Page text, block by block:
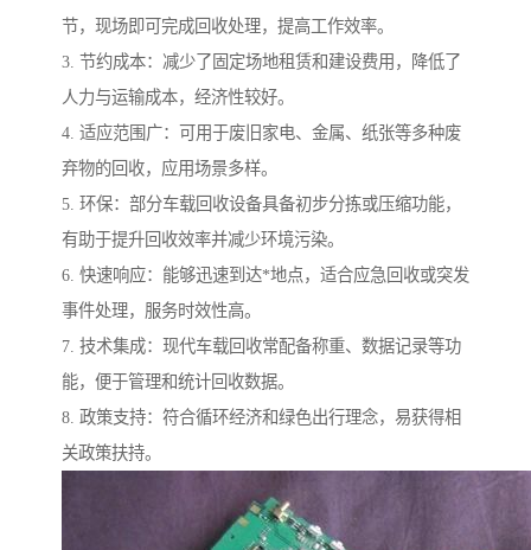
节，现场即可完成回收处理，提高工作效率。
3. 节约成本：减少了固定场地租赁和建设费用，降低了
人力与运输成本，经济性较好。
4. 适应范围广：可用于废旧家电、金属、纸张等多种废
弃物的回收，应用场景多样。
5. 环保：部分车载回收设备具备初步分拣或压缩功能，
有助于提升回收效率并减少环境污染。
6. 快速响应：能够迅速到达*地点，适合应急回收或突发
事件处理，服务时效性高。
7. 技术集成：现代车载回收常配备称重、数据记录等功
能，便于管理和统计回收数据。
8. 政策支持：符合循环经济和绿色出行理念，易获得相
关政策扶持。